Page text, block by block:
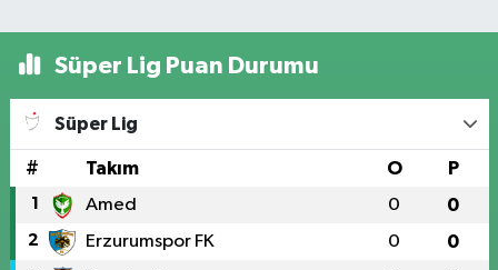
Süper Lig Puan Durumu
Süper Lig
# Takım O P
1 Amed 0 0
2 Erzurumspor FK 0 0